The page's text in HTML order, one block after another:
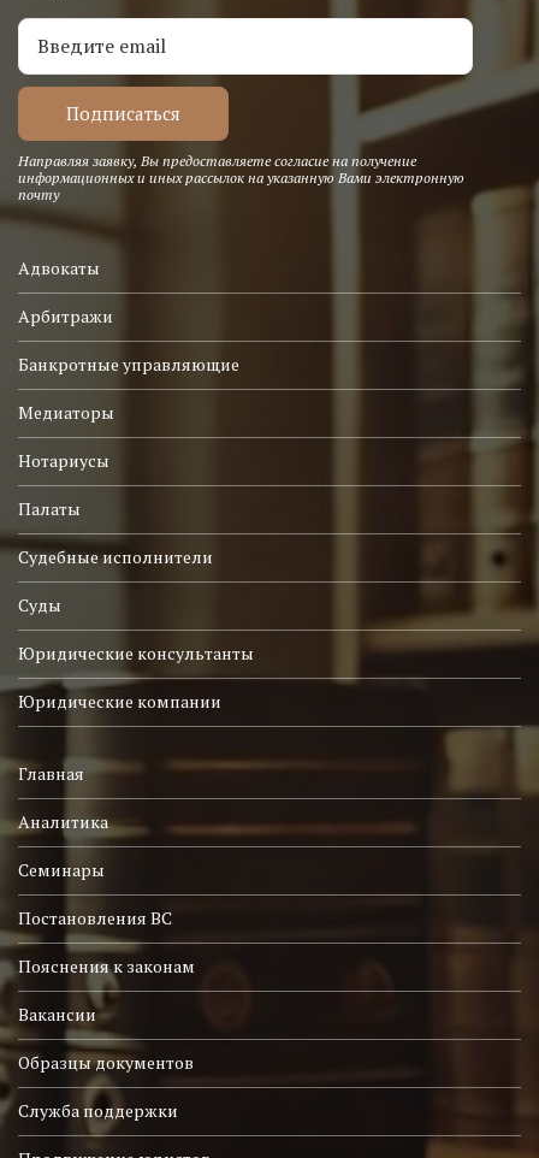
Направляя заявку, Вы предоставляете согласие на получение
информационных и иных рассылок на указанную Вами электронную
почту
Адвокаты
Арбитражи
Банкротные управляющие
Медиаторы
Нотариусы
Палаты
Судебные исполнители
Суды
Юридические консультанты
Юридические компании
Главная
Аналитика
Семинары
Постановления ВС
Пояснения к законам
Вакансии
Образцы документов
Служба поддержки